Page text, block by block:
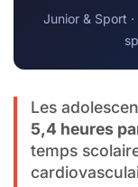
Junior & Sport
Les
5,4 heures
temps